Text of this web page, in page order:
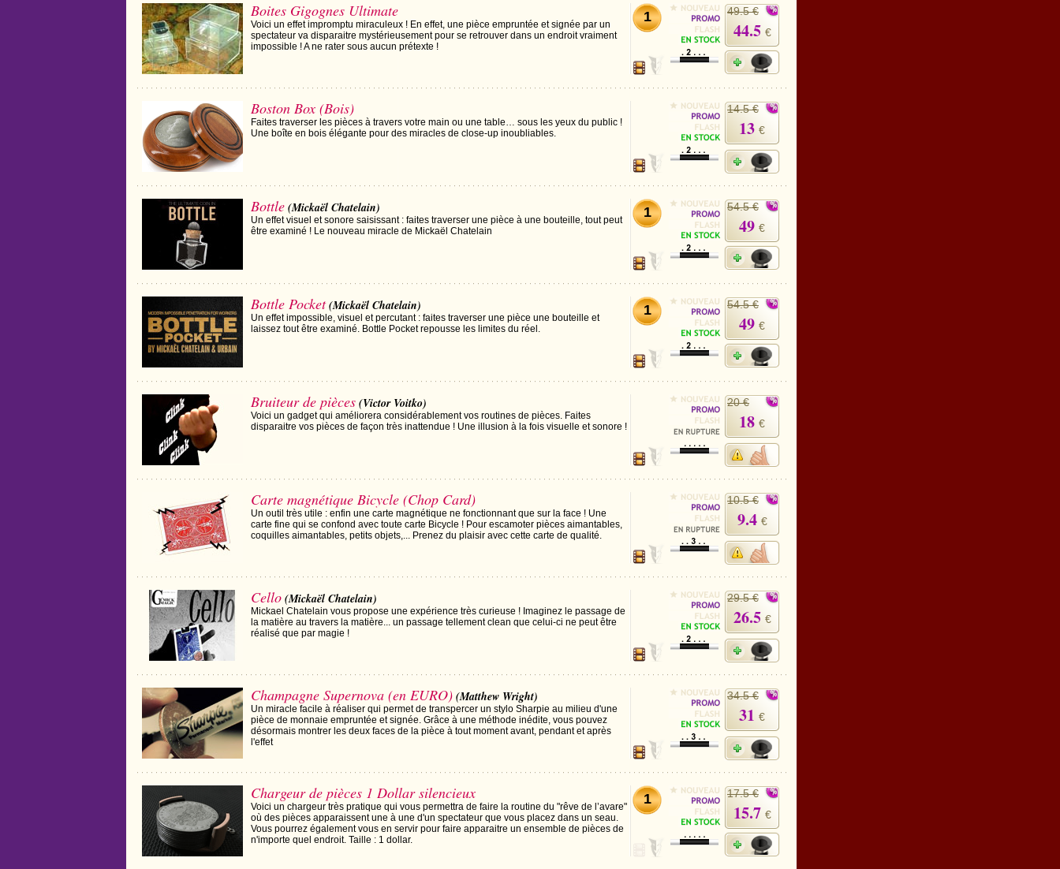
Boites Gigognes Ultimate
Voici un effet impromptu miraculeux ! En effet, une pièce empruntée et signée par un
spectateur va disparaitre mystérieusement pour se retrouver dans un endroit vraiment
impossible ! A ne rater sous aucun prétexte !
1 49.5 €
44.5 €
Boston Box (Bois)
Faites traverser les pièces à travers votre main ou une table… sous les yeux du public !
Une boîte en bois élégante pour des miracles de close-up inoubliables.
14.5 €
13 €
Bottle (Mickaël Chatelain)
Un effet visuel et sonore saisissant : faites traverser une pièce à une bouteille, tout peut
être examiné ! Le nouveau miracle de Mickaël Chatelain
1 54.5 €
49 €
Bottle Pocket (Mickaël Chatelain)
Un effet impossible, visuel et percutant : faites traverser une pièce une bouteille et
laissez tout être examiné. Bottle Pocket repousse les limites du réel.
1 54.5 €
49 €
Bruiteur de pièces (Victor Voitko)
Voici un gadget qui améliorera considérablement vos routines de pièces. Faites
disparaitre vos pièces de façon très inattendue ! Une illusion à la fois visuelle et sonore !
20 €
18 €
Carte magnétique Bicycle (Chop Card)
Un outil très utile : enfin une carte magnétique ne fonctionnant que sur la face ! Une
carte fine qui se confond avec toute carte Bicycle ! Pour escamoter pièces aimantables,
coquilles aimantables, petits objets,... Prenez du plaisir avec cette carte de qualité.
10.5 €
9.4 €
Cello (Mickaël Chatelain)
Mickael Chatelain vous propose une expérience très curieuse ! Imaginez le passage de
la matière au travers la matière... un passage tellement clean que celui-ci ne peut être
réalisé que par magie !
29.5 €
26.5 €
Champagne Supernova (en EURO) (Matthew Wright)
Un miracle facile à réaliser qui permet de transpercer un stylo Sharpie au milieu d'une
pièce de monnaie empruntée et signée. Grâce à une méthode inédite, vous pouvez
désormais montrer les deux faces de la pièce à tout moment avant, pendant et après
l'effet
34.5 €
31 €
Chargeur de pièces 1 Dollar silencieux
Voici un chargeur très pratique qui vous permettra de faire la routine du "rêve de l’avare"
où des pièces apparaissent une à une d'un spectateur que vous placez dans un seau.
Vous pourrez également vous en servir pour faire apparaitre un ensemble de pièces de
n'importe quel endroit. Taille : 1 dollar.
1 17.5 €
15.7 €